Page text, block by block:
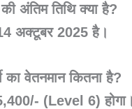
अंतिम तिथि क्या है?
अक्टूबर 2025 है।
का वेतनमान कितना है?
(Level 6) होगा।